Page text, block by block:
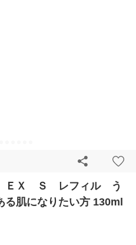
ＥＸ Ｓ レフィル う
肌になりたい方 130ml